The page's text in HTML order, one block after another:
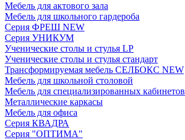
Мебель для актового зала
Мебель для школьного гардероба
Серия ФРЕШ NEW
Серия УНИКУМ
Ученические столы и стулья LP
Ученические столы и стулья стандарт
Трансформируемая мебель СЕЛБОКС NEW
Мебель для школьной столовой
Мебель для специализированных кабинетов
Металлические каркасы
Мебель для офиса
Серия КВАДРА
Серия "ОПТИМА"